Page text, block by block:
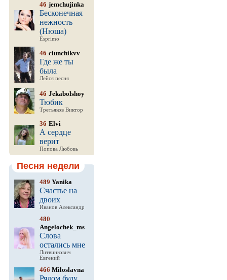
46 jemchujinka
Бесконечная
нежность
(Нюша)
Esprimo
46 ciunchikvv
Где же ты
была
Лейся песня
46 Jekabolshoy
Тюбик
Третьяков Виктор
36 Elvi
А сердце
верит
Попова Любовь
Песня недели
489 Yanika
Счастье на
двоих
Иванов Александр
480
Angelochek_ms
Слова
остались мне
Литвинкович
Евгений
466 Miloslavna
Рядом буду